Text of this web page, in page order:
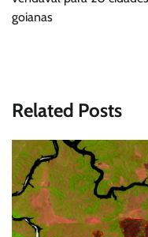
goianas
Related Posts